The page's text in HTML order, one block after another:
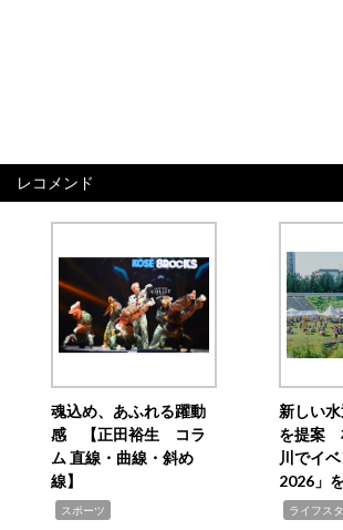
レコメンド
魂込め、あふれる躍動
感 【正田裕生 コラ
ム 直線・曲線・斜め
線】
スポーツ
新しい
を提案
川でイ
2026」
ライフス